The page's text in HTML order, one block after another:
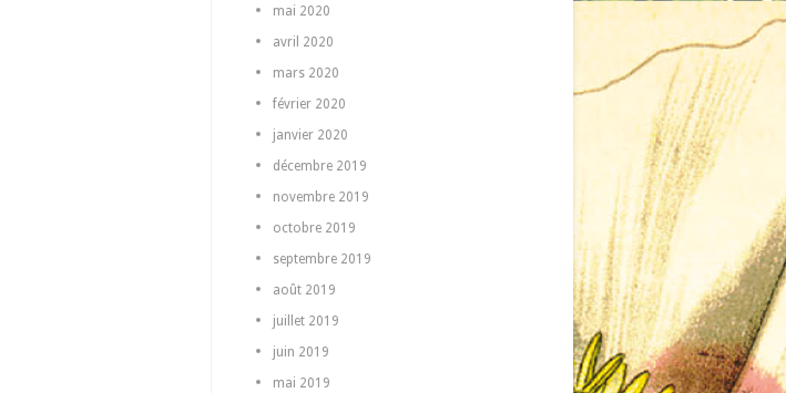
mai 2020
avril 2020
mars 2020
février 2020
janvier 2020
décembre 2019
novembre 2019
octobre 2019
septembre 2019
août 2019
juillet 2019
juin 2019
mai 2019